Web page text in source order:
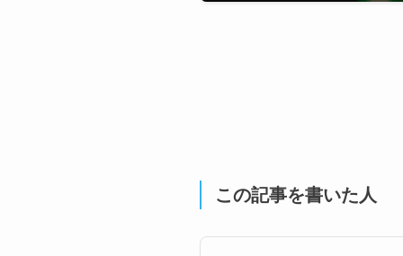
この記事を書いた人